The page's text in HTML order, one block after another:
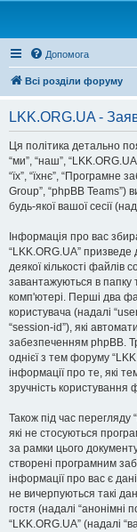
Допомога
Всі розділи форуму
LKK.ORG.UA -
Ця політика детально
“ми”, “наш”,
“їх”, “їхнє”, “Програмне
Group”, “phpBB Teams”)
будь-якої вашої сесії
Інформація про вас
“LKK.ORG.UA”
деякої кількості файлів
завантажуються в
комп'ютері. Перші два
користувача (надалі
“session-id”), які
забезпеченням phpBB.
однієї з тем форуму
інформації про те, які
зручність користування
Також під час
які не стосуються
за рамки цього
створені програмним
інформації про вас є
не вичерпуються такі
гостя (надалі “анонімні
“LKK.ORG.UA” (надалі